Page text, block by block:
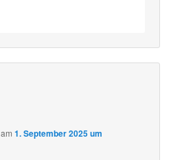
am1. September 2025 um